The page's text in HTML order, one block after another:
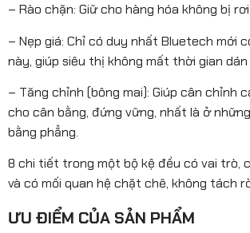
– Rào chặn: Giữ cho hàng hóa không bị
– Nẹp giá: Chỉ có duy nhất Bluetech mới
này, giúp siêu thị không mất thời gian
– Tăng chỉnh (bông mai): Giúp cân chỉnh
cho cân bằng, đứng vững, nhất là ở
bằng phẳng.
8 chi tiết trong một bộ kệ đều có vai trò,
và có mối quan hệ chặt chẽ, không tách
ƯU ĐIỂM CỦA SẢN PHẨM